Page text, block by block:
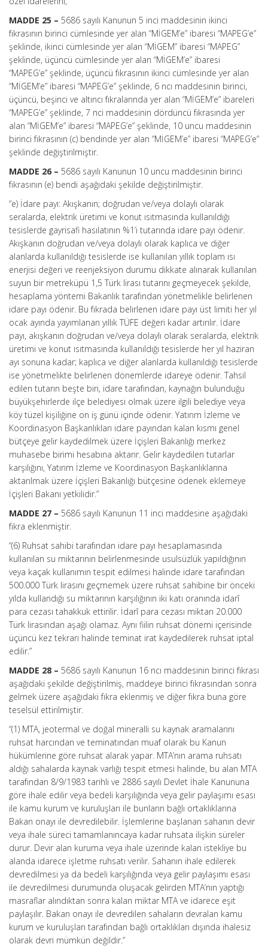
MADDE 25 – 5686 sayılı Kanunun 5 inci maddesinin ikinci
fıkrasının birinci cümlesinde yer alan “MİGEM’e” ibaresi “MAPEG’e”
şeklinde, ikinci cümlesinde yer alan “MİGEM” ibaresi “MAPEG”
şeklinde, üçüncü cümlesinde yer alan “MİGEM’e” ibaresi
“MAPEG’e” şeklinde, üçüncü fıkrasının ikinci cümlesinde yer alan
“MİGEM’e” ibaresi “MAPEG’e” şeklinde, 6 ncı maddesinin birinci,
üçüncü, beşinci ve altıncı fıkralarında yer alan “MİGEM’e” ibareleri
“MAPEG’e” şeklinde, 7 nci maddesinin dördüncü fıkrasında yer
alan “MİGEM’e” ibaresi “MAPEG’e” şeklinde, 10 uncu maddesinin
birinci fıkrasının (c) bendinde yer alan “MİGEM’e” ibaresi “MAPEG’e”
şeklinde değiştirilmiştir.
MADDE 26 – 5686 sayılı Kanunun 10 uncu maddesinin birinci
fıkrasının (e) bendi aşağıdaki şekilde değiştirilmiştir.
“e) İdare payı: Akışkanın; doğrudan ve/veya dolaylı olarak
seralarda, elektrik üretimi ve konut ısıtmasında kullanıldığı
tesislerde gayrisafi hasılatının %1’i tutarında idare payı ödenir.
Akışkanın doğrudan ve/veya dolaylı olarak kaplıca ve diğer
alanlarda kullanıldığı tesislerde ise kullanılan yıllık toplam ısı
enerjisi değeri ve reenjeksiyon durumu dikkate alınarak kullanılan
suyun bir metreküpü 1,5 Türk lirası tutarını geçmeyecek şekilde,
hesaplama yöntemi Bakanlık tarafından yönetmelikle belirlenen
idare payı ödenir. Bu fıkrada belirlenen idare payı üst limiti her yıl
ocak ayında yayımlanan yıllık TÜFE değeri kadar artırılır. İdare
payı, akışkanın doğrudan ve/veya dolaylı olarak seralarda, elektrik
üretimi ve konut ısıtmasında kullanıldığı tesislerde her yıl haziran
ayı sonuna kadar; kaplıca ve diğer alanlarda kullanıldığı tesislerde
ise yönetmelikte belirlenen dönemlerde idareye ödenir. Tahsil
edilen tutarın beşte biri, idare tarafından, kaynağın bulunduğu
büyükşehirlerde ilçe belediyesi olmak üzere ilgili belediye veya
köy tüzel kişiliğine on iş günü içinde ödenir. Yatırım İzleme ve
Koordinasyon Başkanlıkları idare payından kalan kısmı genel
bütçeye gelir kaydedilmek üzere İçişleri Bakanlığı merkez
muhasebe birimi hesabına aktarır. Gelir kaydedilen tutarlar
karşılığını, Yatırım İzleme ve Koordinasyon Başkanlıklarına
aktarılmak üzere İçişleri Bakanlığı bütçesine ödenek eklemeye
İçişleri Bakanı yetkilidir.”
MADDE 27 – 5686 sayılı Kanunun 11 inci maddesine aşağıdaki
fıkra eklenmiştir.
“(6) Ruhsat sahibi tarafından idare payı hesaplamasında
kullanılan su miktarının belirlenmesinde usulsüzlük yapıldığının
veya kaçak kullanımın tespit edilmesi halinde idare tarafından
500.000 Türk lirasını geçmemek üzere ruhsat sahibine bir önceki
yılda kullandığı su miktarının karşılığının iki katı oranında idarî
para cezası tahakkuk ettirilir. İdarî para cezası miktarı 20.000
Türk lirasından aşağı olamaz. Aynı fiilin ruhsat dönemi içerisinde
üçüncü kez tekrarı halinde teminat irat kaydedilerek ruhsat iptal
edilir.”
MADDE 28 – 5686 sayılı Kanunun 16 ncı maddesinin birinci fıkrası
aşağıdaki şekilde değiştirilmiş, maddeye birinci fıkrasından sonra
gelmek üzere aşağıdaki fıkra eklenmiş ve diğer fıkra buna göre
teselsül ettirilmiştir.
“(1) MTA, jeotermal ve doğal mineralli su kaynak aramalarını
ruhsat harcından ve teminatından muaf olarak bu Kanun
hükümlerine göre ruhsat alarak yapar. MTA’nın arama ruhsatı
aldığı sahalarda kaynak varlığı tespit etmesi halinde, bu alan MTA
tarafından 8/9/1983 tarihli ve 2886 sayılı Devlet İhale Kanununa
göre ihale edilir veya bedeli karşılığında veya gelir paylaşımı esası
ile kamu kurum ve kuruluşları ile bunların bağlı ortaklıklarına
Bakan onayı ile devredilebilir. İşlemlerine başlanan sahanın devir
veya ihale süreci tamamlanıncaya kadar ruhsata ilişkin süreler
durur. Devir alan kuruma veya ihale üzerinde kalan istekliye bu
alanda idarece işletme ruhsatı verilir. Sahanın ihale edilerek
devredilmesi ya da bedeli karşılığında veya gelir paylaşımı esası
ile devredilmesi durumunda oluşacak gelirden MTA’nın yaptığı
masraflar alındıktan sonra kalan miktar MTA ve idarece eşit
paylaşılır. Bakan onayı ile devredilen sahaların devralan kamu
kurum ve kuruluşları tarafından bağlı ortaklıkları dışında ihalesiz
olarak devri mümkün değildir.”